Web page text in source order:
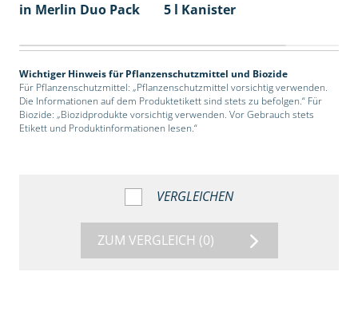
in Merlin Duo Pack
5 l Kanister
Wichtiger Hinweis für Pflanzenschutzmittel und Biozide
Für Pflanzenschutzmittel: „Pflanzenschutzmittel vorsichtig verwenden.
Die Informationen auf dem Produktetikett sind stets zu befolgen.“ Für
Biozide: „Biozidprodukte vorsichtig verwenden. Vor Gebrauch stets
Etikett und Produktinformationen lesen.“
VERGLEICHEN
ZUM VERGLEICH (0)